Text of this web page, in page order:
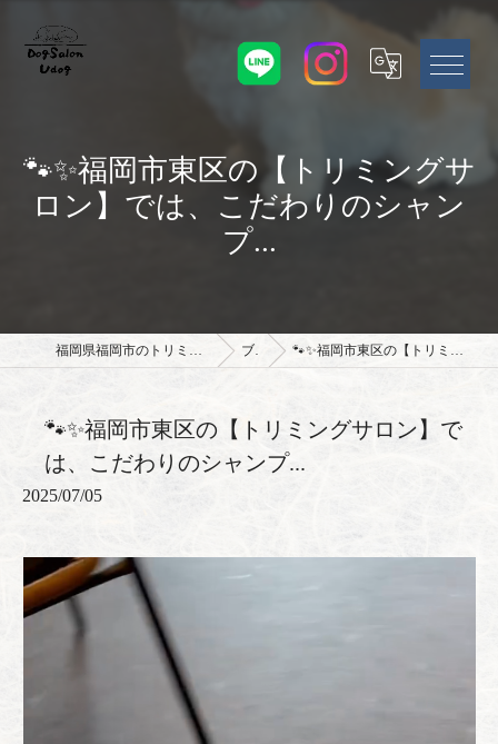
🐾✨福岡市東区の【トリミングサ
ロン】では、こだわりのシャン
プ...
福岡県福岡市のトリミングサロンならドッグサロン Udog ブログ 🐾✨福岡市東区の【トリミングサロン】では、こだわりのシャンプ...
🐾✨福岡市東区の【トリミングサロン】で
は、こだわりのシャンプ...
2025/07/05